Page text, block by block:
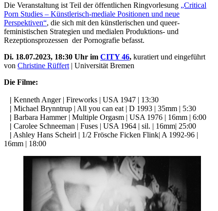
Die Veranstaltung ist Teil der öffentlichen Ringvorlesung „Critical
Porn Studies – Künstlerisch-mediale Positionen und neue
Perspektiven“, die sich mit den künstlerischen und queer-
feministischen Strategien und medialen Produktions- und
Rezeptionsprozessen der Pornografie befasst.
Di. 18.07.2023, 18:30 Uhr im CITY 46, kuratiert und eingeführt
von Christine Rüffert | Universität Bremen
Die Filme:
| Kenneth Anger | Fireworks | USA 1947 | 13:30
| Michael Brynntrup | All you can eat | D 1993 | 35mm | 5:30
| Barbara Hammer | Multiple Orgasm | USA 1976 | 16mm | 6:00
| Carolee Schneeman | Fuses | USA 1964 | sil. | 16mm| 25:00
| Ashley Hans Scheirl | 1/2 Frösche Ficken Flink| A 1992-96 |
16mm | 18:00